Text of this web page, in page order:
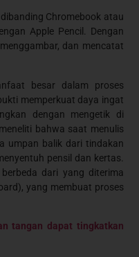
Chromebook atau
Apple Pencil. Dengan
dan mencatat
besar dalam proses
memperkuat daya ingat
dengan mengetik di
bahwa saat menulis
umpan balik dari tindakan
pensil dan kertas.
dari yang diterima
yang membuat proses
tangan dapat tingkatkan